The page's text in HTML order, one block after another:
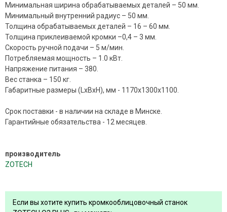
Минимальная ширина обрабатываемых деталей – 50 мм.
Минимальный внутренний радиус – 50 мм.
Толщина обрабатываемых деталей – 16 – 60 мм.
Толщина приклеиваемой кромки –0,4 – 3 мм.
Скорость ручной подачи – 5 м/мин.
Потребляемая мощность – 1.0 кВт.
Напряжение питания – 380.
Вес станка – 150 кг.
Габаритные размеры (LхВхН), мм - 1170х1300х1100.
Срок поставки - в наличии на складе в Минске.
Гарантийные обязательства - 12 месяцев.
производитель
ZOTECH
Если вы хотите купить кромкооблицовочный станок